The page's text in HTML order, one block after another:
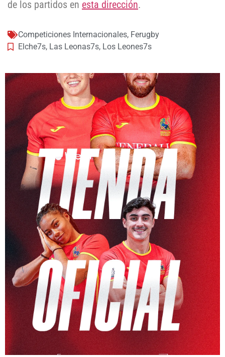
de los partidos en esta dirección.
Competiciones Internacionales, Ferugby
Elche7s, Las Leonas7s, Los Leones7s